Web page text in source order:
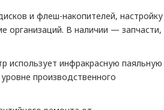
и флеш-накопителей, настройку
организаций. В наличии — запчасти,
использует инфракрасную паяльную
производственного